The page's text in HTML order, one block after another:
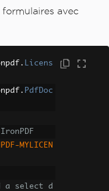
avec
. Licens
. PdfDoc
MYLICEN
a select d